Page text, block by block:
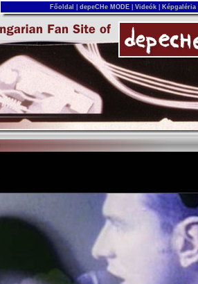
Főoldal depeCHe MODE Videók Képgaléria